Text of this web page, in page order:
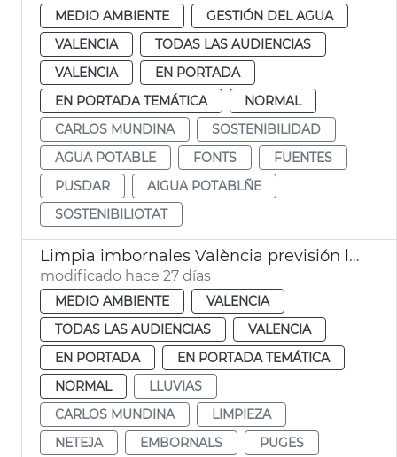
MEDIO AMBIENTE
GESTIÓN DEL AGUA
VALENCIA
TODAS LAS AUDIENCIAS
VALENCIA
EN PORTADA
EN PORTADA TEMÁTICA
NORMAL
CARLOS MUNDINA
SOSTENIBILIDAD
AGUA POTABLE
FONTS
FUENTES
PUSDAR
AIGUA POTABLÑE
SOSTENIBILIOTAT
Limpia imbornales València previsión lluvias verano
modificado hace 27 días
MEDIO AMBIENTE
VALENCIA
TODAS LAS AUDIENCIAS
VALENCIA
EN PORTADA
EN PORTADA TEMÁTICA
NORMAL
LLUVIAS
CARLOS MUNDINA
LIMPIEZA
NETEJA
EMBORNALS PUGES